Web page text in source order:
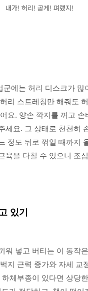
내가! 허리! 곧게! 펴랬지!
군에는 허리 디스크가 많
리 스트레칭만 해줘도
요. 양손 깍지를 껴고 손
세요. 그 상태로 천천히
정도 뒤로 꺾일 때까지
육을 다칠 수 있으니 조
있기
워 넣고 버티는 이 동작
지 근력 증가와 자세 교
체부종이 있다면 상당